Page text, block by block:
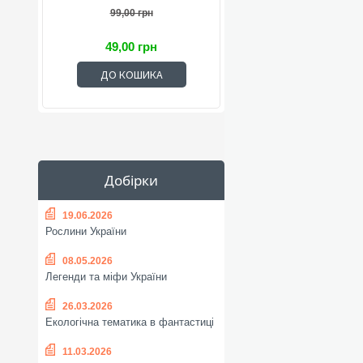
99,00 грн
49,00 грн
ДО КОШИКА
Добірки
19.06.2026
Рослини України
08.05.2026
Легенди та міфи України
26.03.2026
Екологічна тематика в фантастиці
11.03.2026